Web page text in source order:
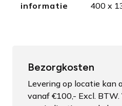
informatie
400 x
Bezorgkosten
Levering op locatie kan
vanaf €100,- Excl.